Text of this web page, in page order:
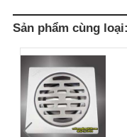
Sản phẩm cùng loại: